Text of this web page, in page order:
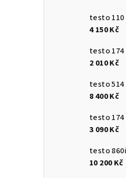
4 150 Kč
2 010 Kč
8 400 Kč
3 090 Kč
10 200 Kč